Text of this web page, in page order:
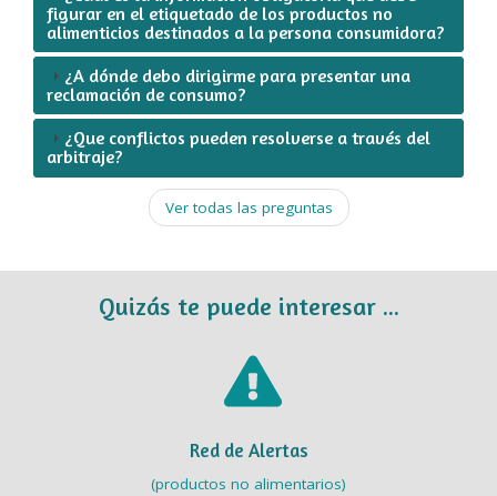
figurar en el etiquetado de los productos no
alimenticios destinados a la persona consumidora?
¿A dónde debo dirigirme para presentar una
reclamación de consumo?
¿Que conflictos pueden resolverse a través del
arbitraje?
Ver todas las preguntas
Quizás te puede interesar ...
Red de Alertas
(productos no alimentarios)